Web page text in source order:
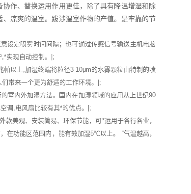
作、替换运用作用更佳，除了具有降温增湿和除
凉爽的温室。跋涉温室作物的产值。是牢靠的节
设定喷雾时间间隔；也可通过传感信号输送主机电脑
实现自动控制。|;
以上,加湿终端将粒径3-10μm的水雾颗粒由特制的喷
带来一个更为舒适的工作环境。|;
室内外加湿方法。国内在加湿领域的应用从上世纪90
调,电风扇比较有其*的优点。|;
美观、安装简易、环保节能，可*运用于各行各业，
在功能区范围内，能有效加湿5℃以上。 “气温越高，